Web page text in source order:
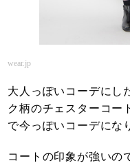
wear.jp
大人っぽいコーデにし
ク柄のチェスターコー
で今っぽいコーデにな
コートの印象が強いの